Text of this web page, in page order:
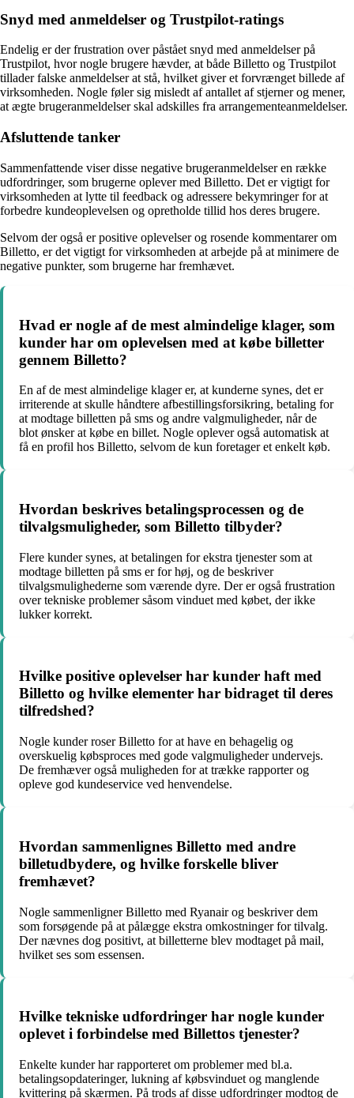
Snyd med anmeldelser og Trustpilot-ratings
Endelig er der frustration over påstået snyd med anmeldelser på
Trustpilot, hvor nogle brugere hævder, at både Billetto og Trustpilot
tillader falske anmeldelser at stå, hvilket giver et forvrænget billede af
virksomheden. Nogle føler sig misledt af antallet af stjerner og mener,
at ægte brugeranmeldelser skal adskilles fra arrangementeanmeldelser.
Afsluttende tanker
Sammenfattende viser disse negative brugeranmeldelser en række
udfordringer, som brugerne oplever med Billetto. Det er vigtigt for
virksomheden at lytte til feedback og adressere bekymringer for at
forbedre kundeoplevelsen og opretholde tillid hos deres brugere.
Selvom der også er positive oplevelser og rosende kommentarer om
Billetto, er det vigtigt for virksomheden at arbejde på at minimere de
negative punkter, som brugerne har fremhævet.
Hvad er nogle af de mest almindelige klager, som
kunder har om oplevelsen med at købe billetter
gennem Billetto?
En af de mest almindelige klager er, at kunderne synes, det er
irriterende at skulle håndtere afbestillingsforsikring, betaling for
at modtage billetten på sms og andre valgmuligheder, når de
blot ønsker at købe en billet. Nogle oplever også automatisk at
få en profil hos Billetto, selvom de kun foretager et enkelt køb.
Hvordan beskrives betalingsprocessen og de
tilvalgsmuligheder, som Billetto tilbyder?
Flere kunder synes, at betalingen for ekstra tjenester som at
modtage billetten på sms er for høj, og de beskriver
tilvalgsmulighederne som værende dyre. Der er også frustration
over tekniske problemer såsom vinduet med købet, der ikke
lukker korrekt.
Hvilke positive oplevelser har kunder haft med
Billetto og hvilke elementer har bidraget til deres
tilfredshed?
Nogle kunder roser Billetto for at have en behagelig og
overskuelig købsproces med gode valgmuligheder undervejs.
De fremhæver også muligheden for at trække rapporter og
opleve god kundeservice ved henvendelse.
Hvordan sammenlignes Billetto med andre
billetudbydere, og hvilke forskelle bliver
fremhævet?
Nogle sammenligner Billetto med Ryanair og beskriver dem
som forsøgende på at pålægge ekstra omkostninger for tilvalg.
Der nævnes dog positivt, at billetterne blev modtaget på mail,
hvilket ses som essensen.
Hvilke tekniske udfordringer har nogle kunder
oplevet i forbindelse med Billettos tjenester?
Enkelte kunder har rapporteret om problemer med bl.a.
betalingsopdateringer, lukning af købsvinduet og manglende
kvittering på skærmen. På trods af disse udfordringer modtog de